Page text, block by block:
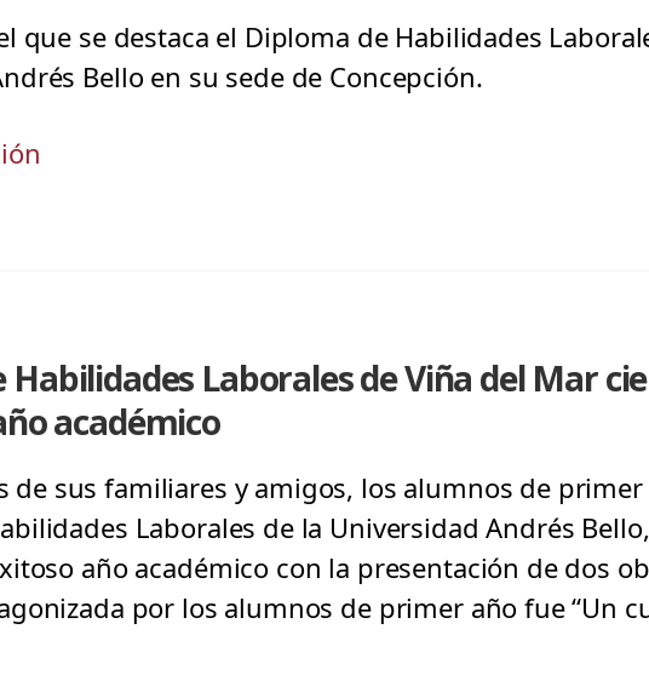
que se destaca el Diploma de Habilidades
Bello en su sede de Concepción.
Habilidades Laborales de Viña del Mar
académico
de sus familiares y amigos, los alumnos de
Laborales de la Universidad Andrés
año académico con la presentación de dos
por los alumnos de primer año fue “Un